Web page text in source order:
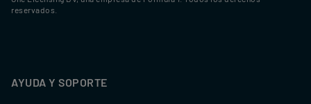
reservados.
AYUDA Y SOPORTE